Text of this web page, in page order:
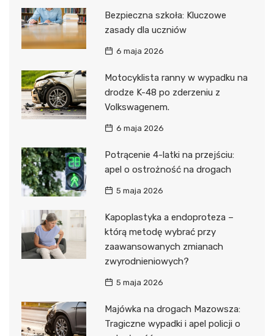
Bezpieczna szkoła: Kluczowe
zasady dla uczniów
6 maja 2026
Motocyklista ranny w wypadku na
drodze K-48 po zderzeniu z
Volkswagenem.
6 maja 2026
Potrącenie 4-latki na przejściu:
apel o ostrożność na drogach
5 maja 2026
Kapoplastyka a endoproteza –
którą metodę wybrać przy
zaawansowanych zmianach
zwyrodnieniowych?
5 maja 2026
Majówka na drogach Mazowsza:
Tragiczne wypadki i apel policji o